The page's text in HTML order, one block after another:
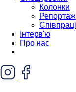
Колонки
Репортаж
Співпраці
Інтерв'ю
Про нас